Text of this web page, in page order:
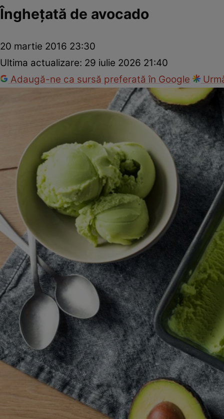
Îngheţată de avocado
20 martie 2016 23:30
Ultima actualizare: 29 iulie 2026 21:40
Adaugă-ne ca sursă preferată în Google